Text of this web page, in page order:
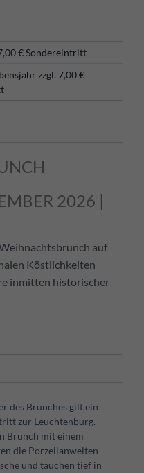
€ Sondereintritt
zzgl. 7,00 €
2026 |
auf
Köstlichkeiten
inmitten historischer
des Brunches gilt ein
zur Leuchtenburg.
Brunch mit einem
die Porzellanwelten
und tauchen tief in